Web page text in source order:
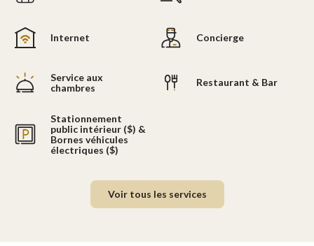
Internet Concierge
Service aux
chambres
Restaurant & Bar
Stationnement
public intérieur ($) &
Bornes véhicules
électriques ($)
Voir tous les services